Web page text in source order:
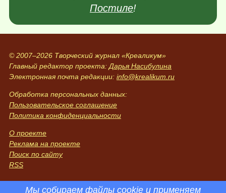
Постиле!
© 2007–2026 Творческий журнал «Креаликум»
Главный редактор проекта: Дарья Насибулина
Электронная почта редакции: info@krealikum.ru
Обработка персональных данных:
Пользовательское соглашение
Политика конфиденциальности
О проекте
Реклама на проекте
Поиск по сайту
RSS
Мы собираем файлы cookie и применяем